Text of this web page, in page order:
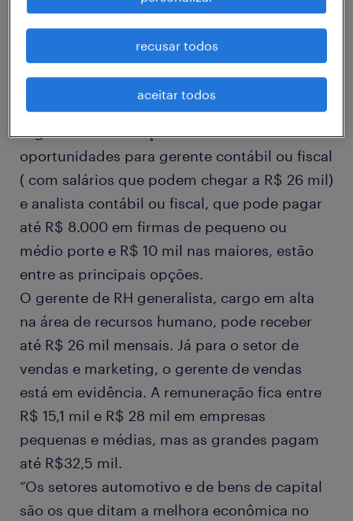
recrutamento Robert Half na área da
engenharia, destaque é o cargo de
comprador, que pode pagar entre R$ 5.100 e
R$ 13,5 mil, dependendo do porte de
empresa. Para quem procura vagas no
segmento de finanças e contabilidades as
oportunidades para gerente contábil ou fiscal
( com salários que podem chegar a R$ 26 mil)
e analista contábil ou fiscal, que pode pagar
até R$ 8.000 em firmas de pequeno ou
médio porte e R$ 10 mil nas maiores, estão
entre as principais opções.
O gerente de RH generalista, cargo em alta
na área de recursos humano, pode receber
até R$ 26 mil mensais. Já para o setor de
vendas e marketing, o gerente de vendas
está em evidência. A remuneração fica entre
R$ 15,1 mil e R$ 28 mil em empresas
pequenas e médias, mas as grandes pagam
até R$32,5 mil.
“Os setores automotivo e de bens de capital
são os que ditam a melhora econômica no
recusar todos
aceitar todos